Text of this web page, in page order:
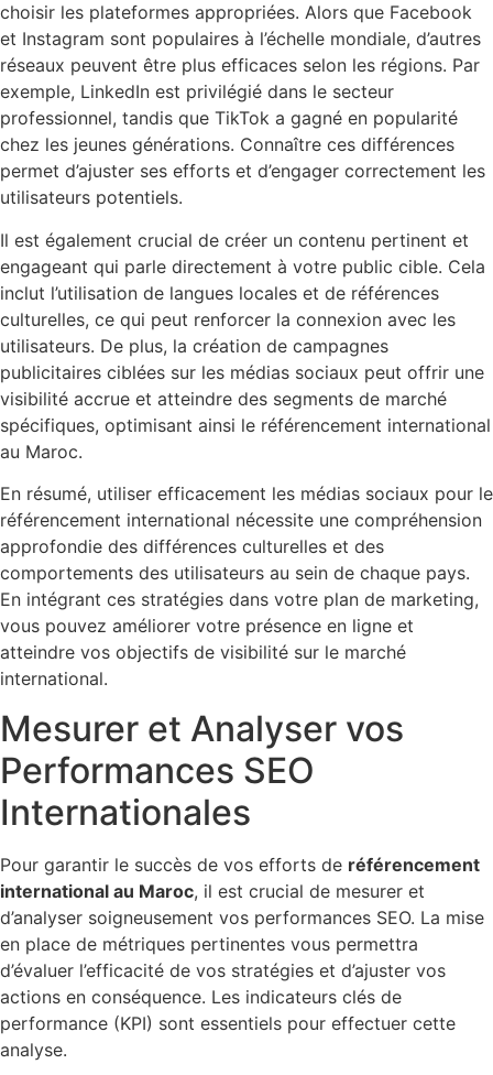
choisir les plateformes appropriées. Alors que Facebook
et Instagram sont populaires à l’échelle mondiale, d’autres
réseaux peuvent être plus efficaces selon les régions. Par
exemple, LinkedIn est privilégié dans le secteur
professionnel, tandis que TikTok a gagné en popularité
chez les jeunes générations. Connaître ces différences
permet d’ajuster ses efforts et d’engager correctement les
utilisateurs potentiels.
Il est également crucial de créer un contenu pertinent et
engageant qui parle directement à votre public cible. Cela
inclut l’utilisation de langues locales et de références
culturelles, ce qui peut renforcer la connexion avec les
utilisateurs. De plus, la création de campagnes
publicitaires ciblées sur les médias sociaux peut offrir une
visibilité accrue et atteindre des segments de marché
spécifiques, optimisant ainsi le référencement international
au Maroc.
En résumé, utiliser efficacement les médias sociaux pour le
référencement international nécessite une compréhension
approfondie des différences culturelles et des
comportements des utilisateurs au sein de chaque pays.
En intégrant ces stratégies dans votre plan de marketing,
vous pouvez améliorer votre présence en ligne et
atteindre vos objectifs de visibilité sur le marché
international.
Mesurer et Analyser vos
Performances SEO
Internationales
Pour garantir le succès de vos efforts de référencement
international au Maroc, il est crucial de mesurer et
d’analyser soigneusement vos performances SEO. La mise
en place de métriques pertinentes vous permettra
d’évaluer l’efficacité de vos stratégies et d’ajuster vos
actions en conséquence. Les indicateurs clés de
performance (KPI) sont essentiels pour effectuer cette
analyse.